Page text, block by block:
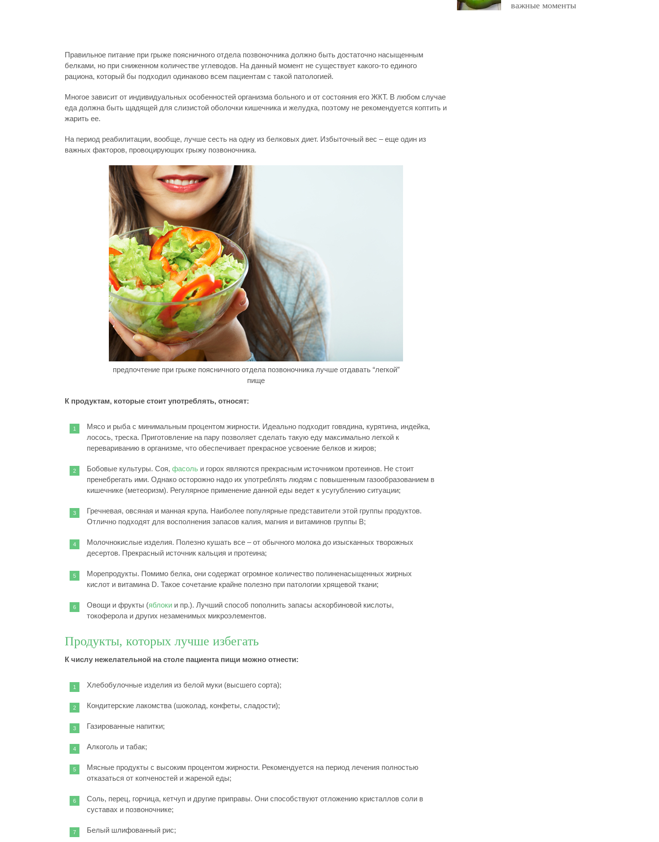
Правильное питание при грыже поясничного отдела позвоночника должно быть достаточно насыщенным
белками, но при сниженном количестве углеводов. На данный момент не существует какого-то единого
рациона, который бы подходил одинаково всем пациентам с такой патологией.
Многое зависит от индивидуальных особенностей организма больного и от состояния его ЖКТ. В любом случае
еда должна быть щадящей для слизистой оболочки кишечника и желудка, поэтому не рекомендуется коптить и
жарить ее.
На период реабилитации, вообще, лучше сесть на одну из белковых диет. Избыточный вес – еще один из
важных факторов, провоцирующих грыжу позвоночника.
предпочтение при грыже поясничного отдела позвоночника лучше отдавать “легкой”
пище
К продуктам, которые стоит употреблять, относят:
Мясо и рыба с минимальным процентом жирности. Идеально подходит говядина, курятина, индейка,
лосось, треска. Приготовление на пару позволяет сделать такую еду максимально легкой к
перевариванию в организме, что обеспечивает прекрасное усвоение белков и жиров;
Бобовые культуры. Соя, фасоль и горох являются прекрасным источником протеинов. Не стоит
пренебрегать ими. Однако осторожно надо их употреблять людям с повышенным газообразованием в
кишечнике (метеоризм). Регулярное применение данной еды ведет к усугублению ситуации;
Гречневая, овсяная и манная крупа. Наиболее популярные представители этой группы продуктов.
Отлично подходят для восполнения запасов калия, магния и витаминов группы B;
Молочнокислые изделия. Полезно кушать все – от обычного молока до изысканных творожных
десертов. Прекрасный источник кальция и протеина;
Морепродукты. Помимо белка, они содержат огромное количество полиненасыщенных жирных
кислот и витамина D. Такое сочетание крайне полезно при патологии хрящевой ткани;
Овощи и фрукты (яблоки и пр.). Лучший способ пополнить запасы аскорбиновой кислоты,
токоферола и других незаменимых микроэлементов.
Продукты, которых лучше избегать
К числу нежелательной на столе пациента пищи можно отнести:
Хлебобулочные изделия из белой муки (высшего сорта);
Кондитерские лакомства (шоколад, конфеты, сладости);
Газированные напитки;
Алкоголь и табак;
Мясные продукты с высоким процентом жирности. Рекомендуется на период лечения полностью
отказаться от копченостей и жареной еды;
Соль, перец, горчица, кетчуп и другие приправы. Они способствуют отложению кристаллов соли в
суставах и позвоночнике;
Белый шлифованный рис;
важные моменты